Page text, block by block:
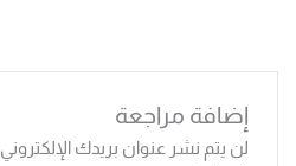
إضافة مراجعة
لن يتم نشر عنوان بريدك الإلكتروني.